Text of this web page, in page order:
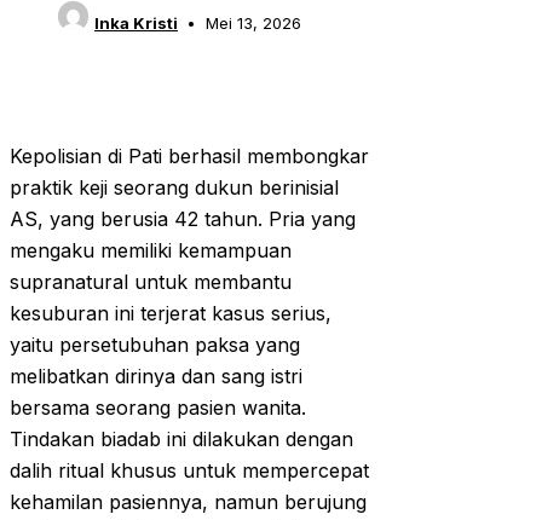
Inka Kristi Mei 13, 2026
Kepolisian di Pati berhasil membongkar
praktik keji seorang dukun berinisial
AS, yang berusia 42 tahun. Pria yang
mengaku memiliki kemampuan
supranatural untuk membantu
kesuburan ini terjerat kasus serius,
yaitu persetubuhan paksa yang
melibatkan dirinya dan sang istri
bersama seorang pasien wanita.
Tindakan biadab ini dilakukan dengan
dalih ritual khusus untuk mempercepat
kehamilan pasiennya, namun berujung